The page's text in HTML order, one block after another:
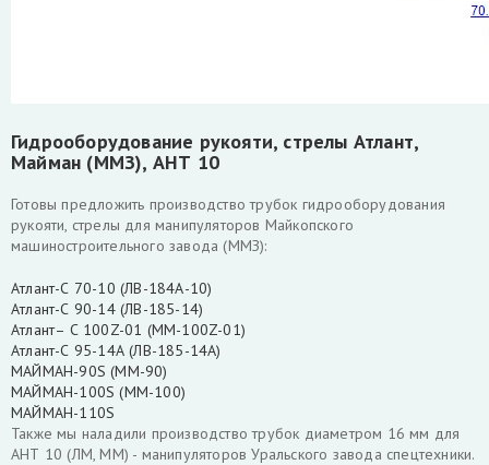
Гидрооборудование рукояти, стрелы Атлант,
Майман (ММЗ), АНТ 10
Готовы предложить производство трубок гидрооборудования
рукояти, стрелы для манипуляторов Майкопского
машиностроительного завода (ММЗ):
Атлант-С 70-10 (ЛВ-184А-10)
Атлант-С 90-14 (ЛВ-185-14)
Атлант– С 100Z-01 (ММ-100Z-01)
Атлант-С 95-14А (ЛВ-185-14А)
МАЙМАН-90S (ММ-90)
МАЙМАН-100S (ММ-100)
МАЙМАН-110S
Также мы наладили производство трубок диаметром 16 мм для
АНТ 10 (ЛМ, ММ) - манипуляторов Уральского завода спецтехники.